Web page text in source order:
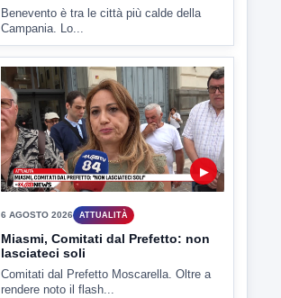
Benevento è tra le città più calde della
Campania. Lo...
▶
6 AGOSTO 2026 ATTUALITÀ
Miasmi, Comitati dal Prefetto: non
lasciateci soli
Comitati dal Prefetto Moscarella. Oltre a
rendere noto il flash...